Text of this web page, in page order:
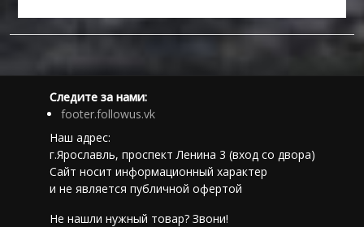
Следите за нами:
footer.followus.vk
Наш адрес:
г.Ярославль, проспект Ленина 3 (вход со двора)
Сайт носит информационный характер
и не является публичной офертой
Не нашли нужный товар? Звони!